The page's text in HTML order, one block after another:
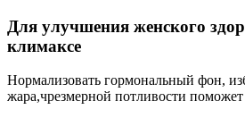
Для улучшения женского
климаксе
Нормализовать гормональный фон,
жара,чрезмерной потливости поможет